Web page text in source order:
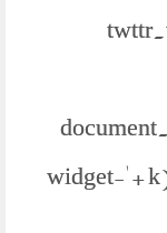
widget-' +